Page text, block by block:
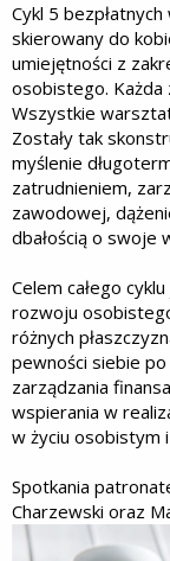
Cykl 5
skierowany do
umiejętności z
osobistego. Każda
Wszystkie
Zostały tak
myślenie
zatrudnieniem,
zawodowej,
dbałością o swoje
Celem całego
rozwoju
różnych
pewności siebie
zarządzania
wspierania w
w życiu osobistym
Spotkania
Charzewski oraz